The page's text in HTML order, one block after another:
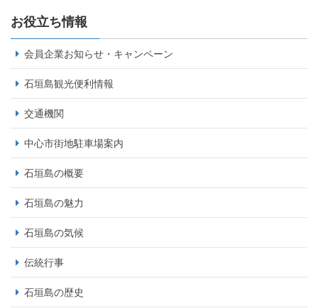
お役立ち情報
会員企業お知らせ・キャンペーン
石垣島観光便利情報
交通機関
中心市街地駐車場案内
石垣島の概要
石垣島の魅力
石垣島の気候
伝統行事
石垣島の歴史